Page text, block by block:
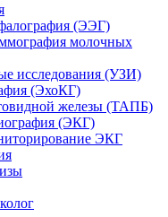
(ЭЭГ)
молочных
исследования (УЗИ)
(ЭхоКГ)
железы (ТАПБ)
(ЭКГ)
ЭКГ